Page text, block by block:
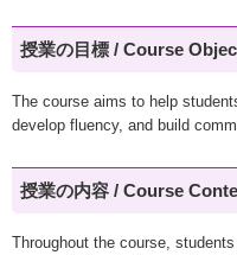
授業の目標 / Course
The course aims to help
develop fluency, and build
授業の内容 / Course
Throughout the course,